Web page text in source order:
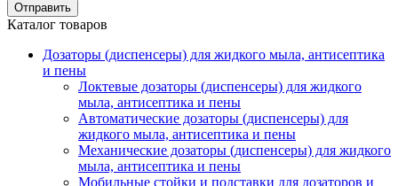
Отправить
Каталог товаров
Дозаторы (диспенсеры) для жидкого мыла, антисептика
и пены
Локтевые дозаторы (диспенсеры) для жидкого
мыла, антисептика и пены
Автоматические дозаторы (диспенсеры) для
жидкого мыла, антисептика и пены
Механические дозаторы (диспенсеры) для жидкого
мыла, антисептика и пены
Мобильные стойки и подставки для дозаторов и